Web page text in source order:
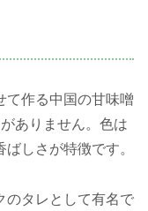
て作る中国の甘味噌
ありません。色は
しさが特徴です。
のタレとして有名で